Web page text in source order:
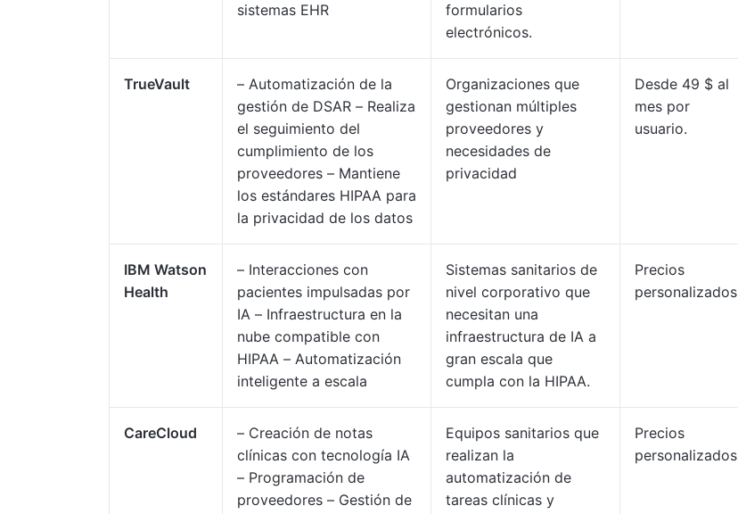
sistemas EHR
formularios
electrónicos.
TrueVault
– Automatización de la
gestión de DSAR – Realiza
el seguimiento del
cumplimiento de los
proveedores – Mantiene
los estándares HIPAA para
la privacidad de los datos
Organizaciones que
gestionan múltiples
proveedores y
necesidades de
privacidad
Desde 49 $ al
mes por
usuario.
IBM Watson
Health
– Interacciones con
pacientes impulsadas por
IA – Infraestructura en la
nube compatible con
HIPAA – Automatización
inteligente a escala
Sistemas sanitarios de
nivel corporativo que
necesitan una
infraestructura de IA a
gran escala que
cumpla con la HIPAA.
Precios
personalizados
CareCloud
– Creación de notas
clínicas con tecnología IA
– Programación de
proveedores – Gestión de
Equipos sanitarios que
realizan la
automatización de
tareas clínicas y
Precios
personalizados